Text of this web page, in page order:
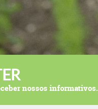
nossos informativos.